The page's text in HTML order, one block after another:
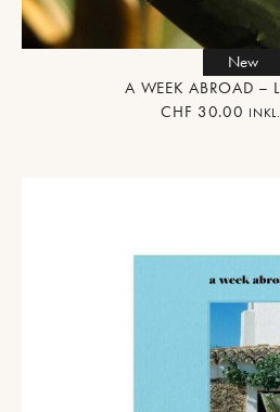
New
A WEEK ABROAD –
CHF 30.00